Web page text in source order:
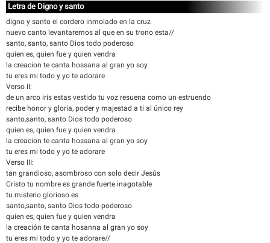
Letra de Digno y santo
digno y santo el cordero inmolado en la cruz
nuevo canto levantaremos al que en su trono esta//
santo, santo, santo Dios todo poderoso
quien es, quien fue y quien vendra
la creacion te canta hossana al gran yo soy
tu eres mi todo y yo te adorare
Verso II:
de un arco iris estas vestido tu voz resuena como un estruendo
recibe honor y gloria, poder y majestad a ti al único rey
santo,santo, santo Dios todo poderoso
quien es, quien fue y quien vendra
la creacion te canta hossana al gran yo soy
tu eres mi todo y yo te adorare
Verso III:
tan grandioso, asombroso con solo decir Jesús
Cristo tu nombre es grande fuerte inagotable
tu misterio glorioso es
santo,santo, santo Dios todo poderoso
quien es, quien fue y quien vendra
la creación te canta hosanna al gran yo soy
tu eres mi todo y yo te adorare//